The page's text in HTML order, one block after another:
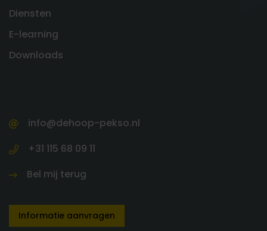
Diensten
E-learning
Downloads
info@dehoop-pekso.nl
+31 115 68 09 11
Bel mij terug
Informatie aanvragen